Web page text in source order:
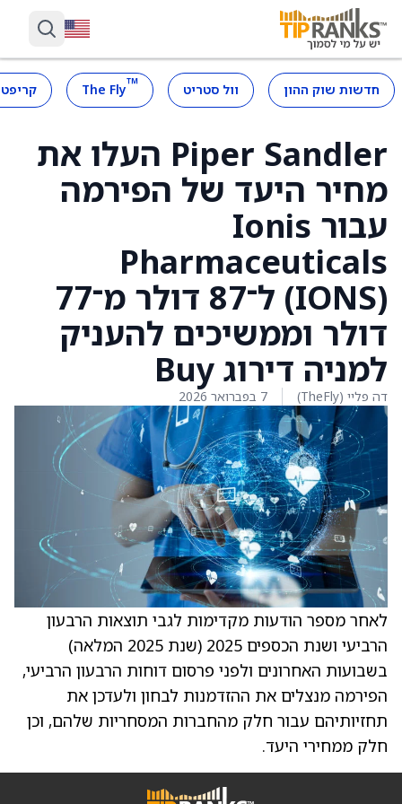
חדשות שוק ההון וול סטריט ™
The Fly
Piper Sandler העלו את
מחיר היעד של הפירמה
עבור Ionis
Pharmaceuticals
‏(IONS) ל־87 דולר מ־77
דולר וממשיכים להעניק
למניה דירוג Buy
דה פליי (TheFly) 7 בפברואר 2026
לאחר מספר הודעות מקדימות לגבי תוצאות הרבעון
הרביעי ושנת הכספים 2025 (שנת 2025 המלאה)
בשבועות האחרונים ולפני פרסום דוחות הרבעון הרביעי,
הפירמה מנצלים את ההזדמנות לבחון ולעדכן את
תחזיותיהם עבור חלק מהחברות המסחריות שלהם, וכן
חלק ממחירי היעד.